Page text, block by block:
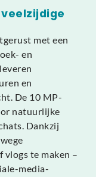
veelzijdige
met een
en
en
De 10 MP-
natuurlijke
Dankzij
vlogs te maken –
media-